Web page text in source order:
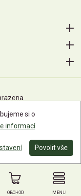
OBCHOD MENU
si o
informací
Povolit vše